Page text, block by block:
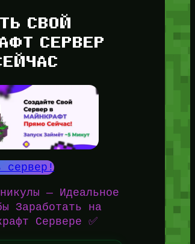
СВОЙ
СЕРВЕР
сервер!
— Идеальное
Заработать на
Сервере ✅